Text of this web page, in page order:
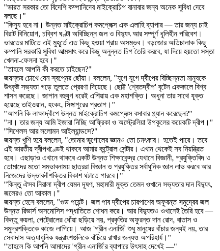
"ভারত সরকার তো বিদেশি কম্পানিদের মাইক্রোচিপ বানাবার জন্য অনেক সুবিধা দেবে
বলছে।"
"কিস্যু হবে না। উন্নত মাইক্রোচিপ কমপ্লেক্স এক এলাহি ব্যাপার — তার জন্য চাই
বিরাট বিনিয়োগ, চব্বিশ ঘণ্টা অবিচ্ছিন্ন জল ও বিদ্যুৎ আর সম্পূর্ণ ধূলিহীন পরিবেশ।
ভারতের মাটিতে এই মুহূর্তে এত কিছু হওয়া প্রায় অসম্ভব। বড়জোর অতিচালাক কিছু
কম্পানি সরকারি সুবিধা আত্মসাৎ করে কিছু অনুন্নত চিপ তৈরি করবে, যা দিয়ে হয়তো সস্তা
খেলনা-ফেলনা হবে।"
"তাহলে আপনি কী করতে চাইছেন?"
জয়ন্তর চোখে যেন স্বপ্নের ছোঁয়া। বললেন, "যুগে যুগে দ্বীপের বিচ্ছিন্নতা মানুষকে
উৎকৃষ্ট সভ্যতা গড়ে তুলতে প্রেরণা দিয়েছে। ছোট্ট 'শ্বেতদ্বীপ' বৃটেন এককালে বিশ্ব
শাসন করেছে। জাপান বহুযুগ ধরেই এশিয়ায় এক মহাশক্তি। অধুনা তার সাথে যূক্ত
হয়েছে তাইওয়ান, হংকং, সিঙ্গাপুরের প্রতাপ।"
"আপনি কি লাক্ষাদ্বীপে উন্নত মাইক্রোচিপ কমপ্লেক্স বসাবার প্ল্যান করেছেন?"
"না। তার জন্য আমি ইজারা নিচ্ছি আফ্রিকা ও অস্ট্রেলিয়া উপকূলের কয়েকটি দ্বীপ।"
"সিশেলস আর সলোমন আইল্যান্ডসে?"
জয়ন্ত খুশি হয়ে বললেন, "তোমার ভূগোলের জ্ঞানও তো চমৎকার। হতেই পারে। তবে
এই ভারতীয় দ্বীপখণ্ডেই থাকবে আমার কন্ট্রোল সেন্টার। এখান থেকেই সব নিয়ন্ত্রিত
হবে। এছাড়াও এখানে থাকবে একটি উন্নত শিক্ষাকেন্দ্র যেখানে বিজ্ঞানী, প্রযুক্তিবিদ ও
তোমাদের মতো সম্ভাবনাময় ছাত্ররা বিজ্ঞান ও প্রযুক্তির সর্বাধুনিক জ্ঞান লাভ করবে আর
নিজেদের উদ্ভাবনীশক্তির বিকাশ ঘটাতে পারবে।"
"কিন্তু ঐসব নিরালা দ্বীপ যেমন দূষণ, মহামারী মুক্ত তেমন ওখানে সভ্যতার দান বিদ্যুৎ,
জলেরও তো আকাল।"
জয়ন্ত হেসে বললেন, "গুড পয়েন্ট। জল পাব দ্বীপের চারপাশের অফুরন্ত সমুদ্রের জল
উন্নত রিভার্স অসমোসিস পদ্ধাতিতে শোধন করে। আর বিদ্যুতও ওখানেই তৈরি হবে —
কিন্তু কয়লা, পেট্রোলের ধোঁয়া ছড়িয়ে নয়, প্রকৃতির অফুরন্ত দান রোদ, বাতাস ও
সমুদ্রশক্তিকে কাজে লাগিয়ে। আজ 'গ্রীন এনার্জি' শুধু মানুষের বাঁচার জন্যই নয়, তার
সেবাদাস অত্যাধুনিক যন্ত্রাংশগুলিকে বাঁচিয়ে রাখার জন্যও অপরিহার্য।"
"তাহলে কি আপনি আমাদের 'গ্রীন এনার্জি'র ব্যাপারে উৎসাহ দেখেই —"